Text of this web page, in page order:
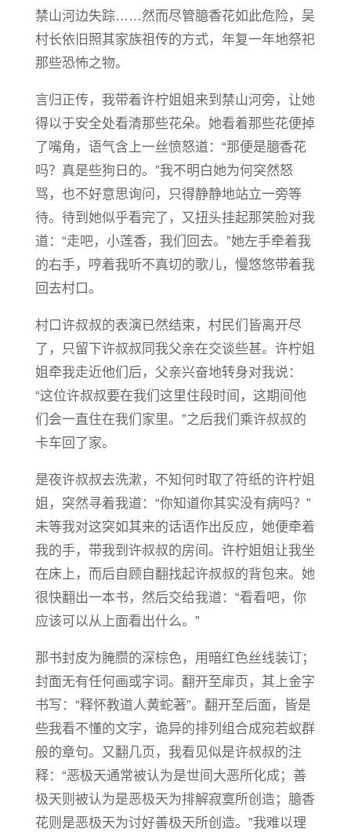
禁山河边失踪……然而尽管臆香花如此危险，吴
村长依旧照其家族祖传的方式，年复一年地祭祀
那些恐怖之物。
言归正传，我带着许柠姐姐来到禁山河旁，让她
得以于安全处看清那些花朵。她看着那些花便掉
了嘴角，语气含上一丝愤怒道：“那便是臆香花
吗？真是些狗日的。”我不明白她为何突然怒
骂，也不好意思询问，只得静静地站立一旁等
待。待到她似乎看完了，又扭头挂起那笑脸对我
道：“走吧，小莲香，我们回去。”她左手牵着我
的右手，哼着我听不真切的歌儿，慢悠悠带着我
回去村口。
村口许叔叔的表演已然结束，村民们皆离开尽
了，只留下许叔叔同我父亲在交谈些甚。许柠姐
姐牵我走近他们后，父亲兴奋地转身对我说：
“这位许叔叔要在我们这里住段时间，这期间他
们会一直住在我们家里。”之后我们乘许叔叔的
卡车回了家。
是夜许叔叔去洗漱，不知何时取了符纸的许柠姐
姐，突然寻着我道：“你知道你其实没有病吗？”
未等我对这突如其来的话语作出反应，她便牵着
我的手，带我到许叔叔的房间。许柠姐姐让我坐
在床上，而后自顾自翻找起许叔叔的背包来。她
很快翻出一本书，然后交给我道：“看看吧，你
应该可以从上面看出什么。”
那书封皮为腌臜的深棕色，用暗红色丝线装订；
封面无有任何画或字词。翻开至扉页，其上金字
书写：“释怀教道人黄蛇著”。翻开至后面，皆是
些我看不懂的文字，诡异的排列组合成宛若蚁群
般的章句。又翻几页，我看见似是许叔叔的注
释：“恶极天通常被认为是世间大恶所化成；善
极天则被认为是恶极天为排解寂寞所创造；臆香
花则是恶极天为讨好善极天所创造。”我难以理